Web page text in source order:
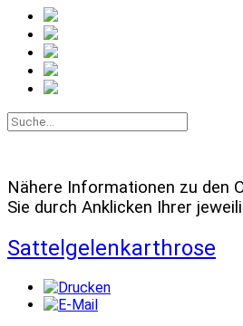
Nähere Informationen zu den
Sie durch Anklicken Ihrer
Sattelgelenkarthrose